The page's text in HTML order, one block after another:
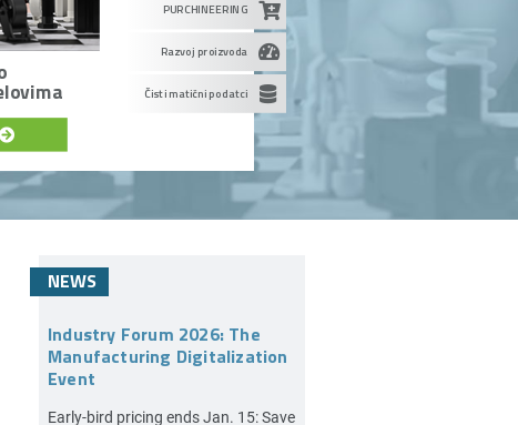
PURCHINEERING
Razvoj proizvoda
Čisti matični podatci
NEWS
Industry Forum 2026: The
Manufacturing Digitalization
Event
Early-bird pricing ends Jan. 15: Save